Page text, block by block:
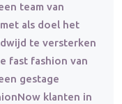
team van
als doel het
te versterken
fast fashion van
gestage
klanten in